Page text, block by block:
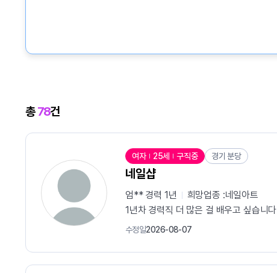
총 78건
여자 25세 구직중 경기 분당
네일샵
엄** 경력 1년 희망업종 :네일아트
1년차 경력직 더 많은 걸 배우고 싶습니다
수정일2026-08-07